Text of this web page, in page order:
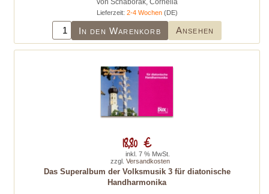
von Schaborak, Cornelia
Lieferzeit: 2-4 Wochen(DE)
In den Warenkorb Ansehen
Das Superalbum der Volksmusik 3 für diatonische
Handharmonika
18,80 €
inkl. 7 % MwSt.
zzgl. Versandkosten